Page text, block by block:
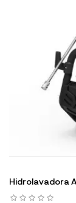
Hidrolavadora